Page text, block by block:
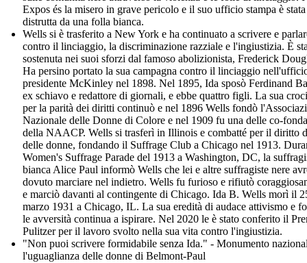
Expos és la misero in grave pericolo e il suo ufficio stampa è stata
distrutta da una folla bianca.
Wells si è trasferito a New York e ha continuato a scrivere e
contro il linciaggio, la discriminazione razziale e l'ingiustizia. È
sostenuta nei suoi sforzi dal famoso abolizionista, Frederick
Ha persino portato la sua campagna contro il linciaggio
presidente McKinley nel 1898. Nel 1895, Ida sposò Ferdinand
ex schiavo e redattore di giornali, e ebbe quattro figli. La sua
per la parità dei diritti continuò e nel 1896 Wells fondò
Nazionale delle Donne di Colore e nel 1909 fu una delle co-
della NAACP. Wells si trasferì in Illinois e combatté per il diritto
delle donne, fondando il Suffrage Club a Chicago nel 1913.
Women's Suffrage Parade del 1913 a Washington, DC, la
bianca Alice Paul informò Wells che lei e altre suffragiste nere
dovuto marciare nel indietro. Wells fu furioso e rifiutò
e marciò davanti al contingente di Chicago. Ida B. Wells morì il
marzo 1931 a Chicago, IL. La sua eredità di audace attivismo e
le avversità continua a ispirare. Nel 2020 le è stato conferito il
Pulitzer per il lavoro svolto nella sua vita contro l'ingiustizia.
"Non puoi scrivere formidabile senza Ida." - Monumento
l'uguaglianza delle donne di Belmont-Paul